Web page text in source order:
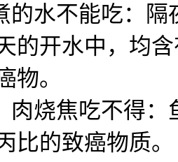
的水不能吃：
的开水中，均
物。
肉烧焦吃不得
比的致癌物质。